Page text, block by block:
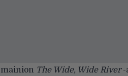
The Wide, Wide River-